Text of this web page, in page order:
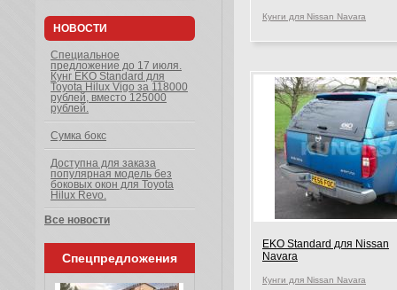
Кунги для Nissan Navara
EKO Standard для Nissan
Navara
Кунги для Nissan Navara
НОВОСТИ
Специальное
предложение до 17 июля.
Кунг EKO Standard для
Toyota Hilux Vigo за 118000
рублей, вместо 125000
рублей.
Сумка бокс
Доступна для заказа
популярная модель без
боковых окон для Toyota
Hilux Revo.
Все новости
Спецпредложения